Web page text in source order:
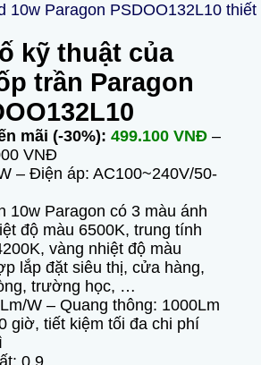
10w Paragon PSDOO132L10 thiết
kỹ thuật của
trần Paragon
mãi (-30%): 499.100 VNĐ –
VNĐ
– Điện áp: AC100~240V/50-
10w Paragon có 3 màu ánh
độ màu 6500K, trung tính
vàng nhiệt độ màu
lắp đặt siêu thị, cửa hàng,
trường học, …
W – Quang thông: 1000Lm
giờ, tiết kiệm tối đa chi phí
0.9